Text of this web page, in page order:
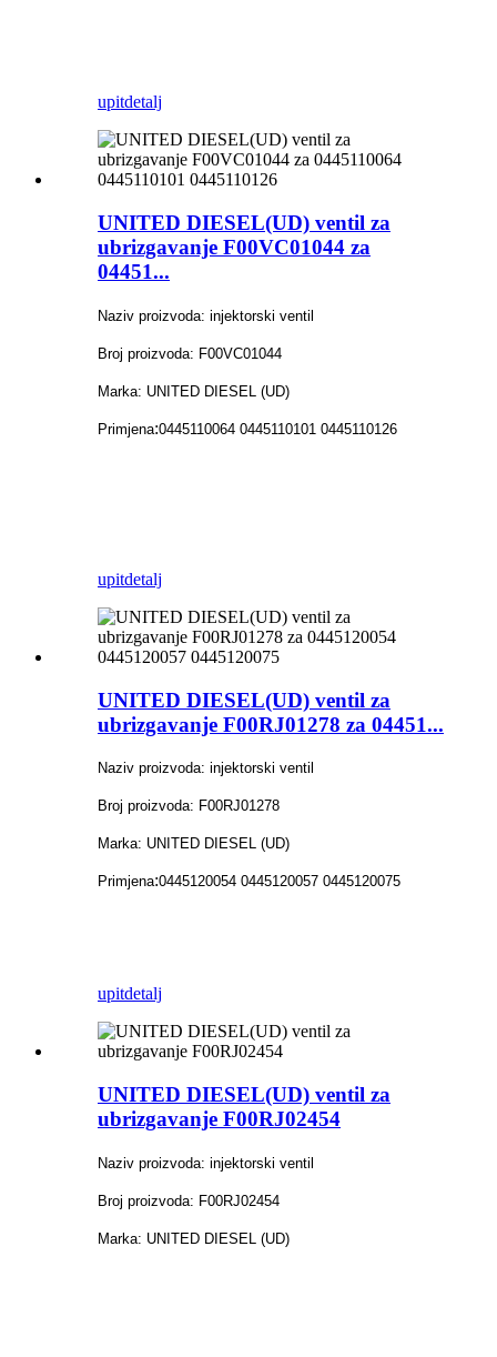
upitdetalj
UNITED DIESEL(UD) ventil za
ubrizgavanje F00VC01044 za
04451...
Naziv proizvoda: injektorski ventil
Broj proizvoda: F00VC01044
Marka: UNITED DIESEL (UD)
Primjena:0445110064 0445110101 0445110126
upitdetalj
UNITED DIESEL(UD) ventil za
ubrizgavanje F00RJ01278 za 04451...
Naziv proizvoda: injektorski ventil
Broj proizvoda: F00RJ01278
Marka: UNITED DIESEL (UD)
Primjena:0445120054 0445120057 0445120075
upitdetalj
UNITED DIESEL(UD) ventil za
ubrizgavanje F00RJ02454
Naziv proizvoda: injektorski ventil
Broj proizvoda: F00RJ02454
Marka: UNITED DIESEL (UD)